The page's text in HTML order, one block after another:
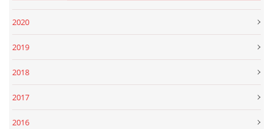
2020
2019
2018
2017
2016